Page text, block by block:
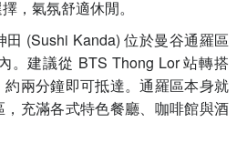
，氣氛舒適休閒。
(Sushi Kanda) 位於曼谷通羅區
。建議從 BTS Thong Lor 站轉搭
兩分鐘即可抵達。通羅區本身就
充滿各式特色餐廳、咖啡館與酒